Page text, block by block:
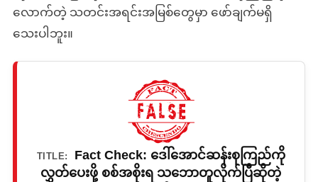
လောက်တဲ့ သတင်းအရင်းအမြစ်တွေမှာ ဖော်ချက်မရှိ
သေးပါဘူး။
TITLE:
Fact Check: ဒေါ်အောင်ဆန်းစုကြည်ကို
လွှတ်ပေးဖို့ စစ်အစိုးရ သဘောတူလိုက်ပြီဆိုတဲ့